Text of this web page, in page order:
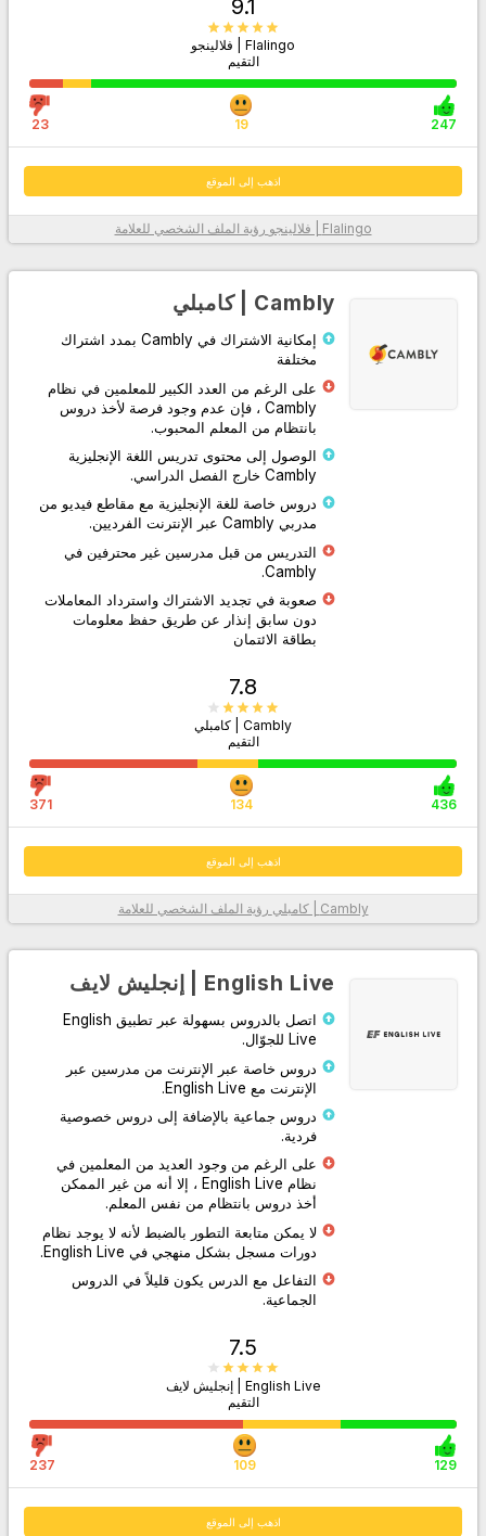
9.1
Flalingo | فلالينجو
التقيم
247
19
23
اذهب إلى الموقع
بفضل خوارزمية Flalingo | فلالينجو الذكية لاختيار المعلم، والتي تحدد الأنسب
لك من بين أكثر من 1600 مدرس لغة إنجليزية محترف، فقد قاموا بإدراج
مع نظام الدورة المصمم لك لممارسة التحدث أو تعلم اللغة الإنجليزية بشكل
منهجي، فقد زادوا من كفاءة التعلم من خلال تسهيل متابعة الدرس عليك وعلى
من خلال توفير وصول غير محدود إلى محتوى مطبعة جامعة أكسفورد، فقد
دعموا نظامهم الأساسي بمواد احترافية مكتوبة ومسموعة ومرئية داخل
بفضل خدمة العملاء الخاصة بهم، والتي توفر دعمًا على مدار الساعة طوال
أيام الأسبوع عبر الهاتف وWhatsApp ونظام الدردشة الحية، يمكنهم حل
اذهب إلى الموقع
Flalingo | فلالينجو رؤية الملف الشخصي للعلامة
Cambly | كامبلي
إمكانية الاشتراك في Cambly بمدد اشتراك
مختلفة
على الرغم من العدد الكبير للمعلمين في نظام
Cambly ، فإن عدم وجود فرصة لأخذ دروس
بانتظام من المعلم المحبوب.
الوصول إلى محتوى تدريس اللغة الإنجليزية
Cambly خارج الفصل الدراسي.
دروس خاصة للغة الإنجليزية مع مقاطع فيديو من
مدربي Cambly عبر الإنترنت الفرديين.
التدريس من قبل مدرسين غير محترفين في
Cambly.
صعوبة في تجديد الاشتراك واسترداد المعاملات
دون سابق إنذار عن طريق حفظ معلومات
بطاقة الائتمان
7.8
Cambly | كامبلي
التقيم
436
134
371
اذهب إلى الموقع
اذهب إلى الموقع
Cambly | كامبلي رؤية الملف الشخصي للعلامة
English Live | إنجليش لايف
اتصل بالدروس بسهولة عبر تطبيق English
Live للجوّال.
دروس خاصة عبر الإنترنت من مدرسين عبر
الإنترنت مع English Live.
دروس جماعية بالإضافة إلى دروس خصوصية
فردية.
على الرغم من وجود العديد من المعلمين في
نظام English Live ، إلا أنه من غير الممكن
أخذ دروس بانتظام من نفس المعلم.
لا يمكن متابعة التطور بالضبط لأنه لا يوجد نظام
دورات مسجل بشكل منهجي في English Live.
التفاعل مع الدرس يكون قليلاً في الدروس
الجماعية.
7.5
English Live | إنجليش لايف
التقيم
129
109
237
اذهب إلى الموقع